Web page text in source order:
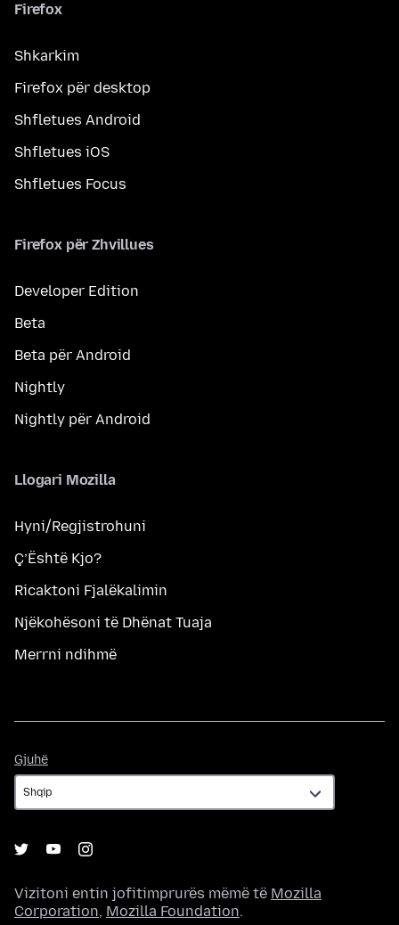
Firefox
Shkarkim
Firefox për desktop
Shfletues Android
Shfletues iOS
Shfletues Focus
Firefox për Zhvillues
Developer Edition
Beta
Beta për Android
Nightly
Nightly për Android
Llogari Mozilla
Hyni/Regjistrohuni
Ç’Është Kjo?
Ricaktoni Fjalëkalimin
Njëkohësoni të Dhënat Tuaja
Merrni ndihmë
Gjuhë
Vizitoni entin jofitimprurës mëmë të Mozilla
Corporation, Mozilla Foundation.